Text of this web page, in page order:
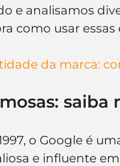
nome de
e analisamos
como usar
da marca:
saiba
o Google é
e influente